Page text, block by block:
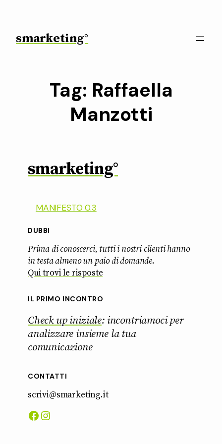
smarketing°
Tag: Raffaella
Manzotti
smarketing°
MANIFESTO 0.3
DUBBI
Prima di conoscerci, tutti i nostri clienti hanno
in testa almeno un paio di domande.
Qui trovi le risposte
IL PRIMO INCONTRO
Check up iniziale: incontriamoci per
analizzare insieme la tua
comunicazione
CONTATTI
scrivi@smarketing.it
Facebook Instagram